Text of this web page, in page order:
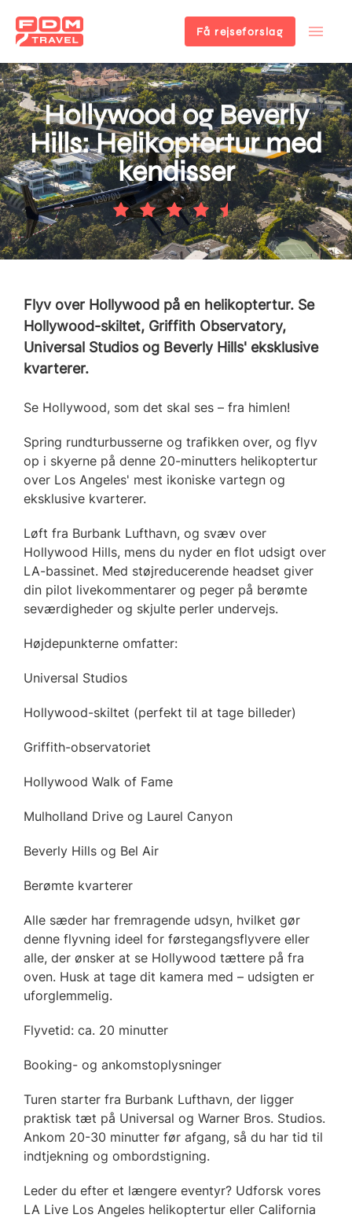
Gå
til
hovedindhold
Få rejseforslag
Hollywood og Beverly
Hills: Helikoptertur med
kendisser
Flyv over Hollywood på en helikoptertur. Se
Hollywood-skiltet, Griffith Observatory,
Universal Studios og Beverly Hills' eksklusive
kvarterer.
Se Hollywood, som det skal ses – fra himlen!
Spring rundturbusserne og trafikken over, og flyv
op i skyerne på denne 20-minutters helikoptertur
over Los Angeles' mest ikoniske vartegn og
eksklusive kvarterer.
Løft fra Burbank Lufthavn, og svæv over
Hollywood Hills, mens du nyder en flot udsigt over
LA-bassinet. Med støjreducerende headset giver
din pilot livekommentarer og peger på berømte
seværdigheder og skjulte perler undervejs.
Højdepunkterne omfatter:
Universal Studios
Hollywood-skiltet (perfekt til at tage billeder)
Griffith-observatoriet
Hollywood Walk of Fame
Mulholland Drive og Laurel Canyon
Beverly Hills og Bel Air
Berømte kvarterer
Alle sæder har fremragende udsyn, hvilket gør
denne flyvning ideel for førstegangsflyvere eller
alle, der ønsker at se Hollywood tættere på fra
oven. Husk at tage dit kamera med – udsigten er
uforglemmelig.
Flyvetid: ca. 20 minutter
Booking- og ankomstoplysninger
Turen starter fra Burbank Lufthavn, der ligger
praktisk tæt på Universal og Warner Bros. Studios.
Ankom 20-30 minutter før afgang, så du har tid til
indtjekning og ombordstigning.
Leder du efter et længere eventyr? Udforsk vores
LA Live Los Angeles helikoptertur eller California